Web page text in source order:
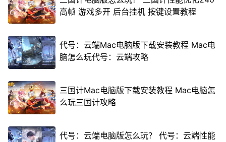
高帧 游戏多开 后台挂机 按键设置教程
代号：云端Mac电脑版下载安装教程 Mac电
脑怎么玩代号：云端攻略
三国计Mac电脑版下载安装教程 Mac电脑怎
么玩三国计攻略
代号：云端电脑版怎么玩？ 代号：云端性能